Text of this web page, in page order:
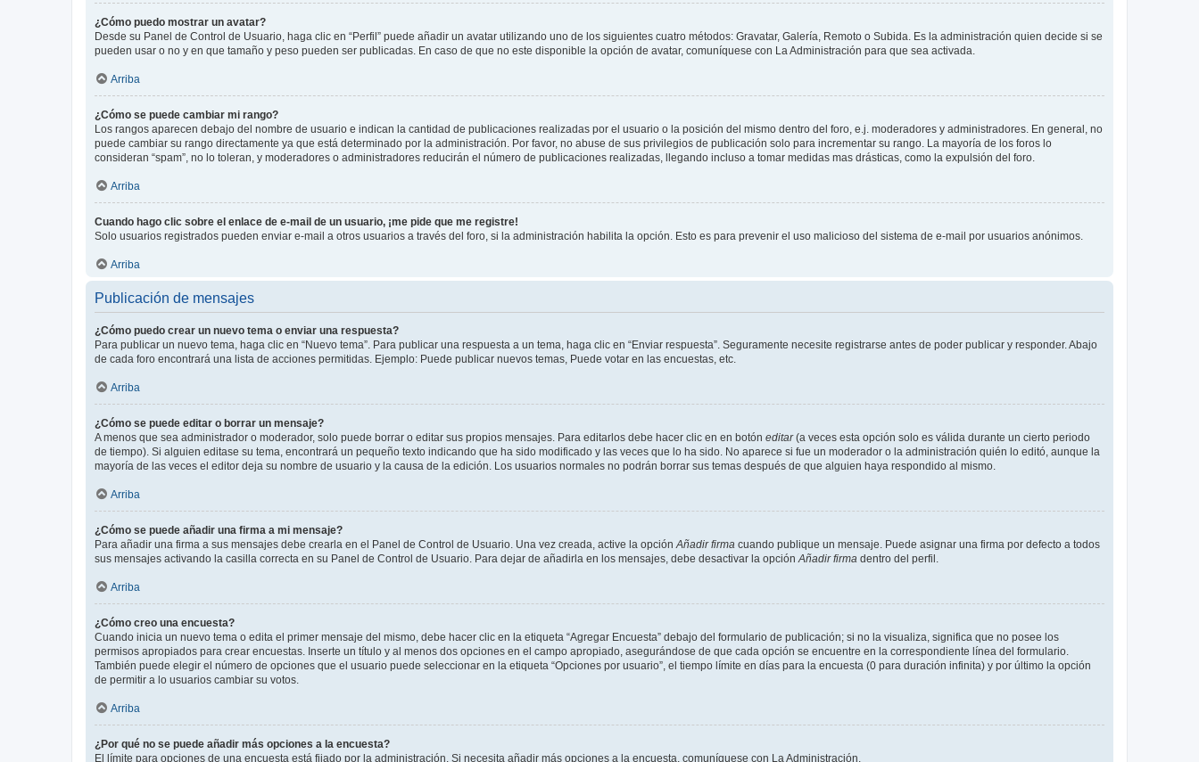
¿Cómo puedo mostrar un avatar?
Desde su Panel de Control de Usuario, haga clic en “Perfil” puede añadir un avatar utilizando uno de los siguientes cuatro métodos: Gravatar, Galería, Remoto o Subida. Es la administración quien decide si se
pueden usar o no y en que tamaño y peso pueden ser publicadas. En caso de que no este disponible la opción de avatar, comuníquese con La Administración para que sea activada.
Arriba
¿Cómo se puede cambiar mi rango?
Los rangos aparecen debajo del nombre de usuario e indican la cantidad de publicaciones realizadas por el usuario o la posición del mismo dentro del foro, e.j. moderadores y administradores. En general, no
puede cambiar su rango directamente ya que está determinado por la administración. Por favor, no abuse de sus privilegios de publicación solo para incrementar su rango. La mayoría de los foros lo
consideran “spam”, no lo toleran, y moderadores o administradores reducirán el número de publicaciones realizadas, llegando incluso a tomar medidas mas drásticas, como la expulsión del foro.
Arriba
Cuando hago clic sobre el enlace de e-mail de un usuario, ¡me pide que me registre!
Solo usuarios registrados pueden enviar e-mail a otros usuarios a través del foro, si la administración habilita la opción. Esto es para prevenir el uso malicioso del sistema de e-mail por usuarios anónimos.
Arriba
Publicación de mensajes
¿Cómo puedo crear un nuevo tema o enviar una respuesta?
Para publicar un nuevo tema, haga clic en “Nuevo tema”. Para publicar una respuesta a un tema, haga clic en “Enviar respuesta”. Seguramente necesite registrarse antes de poder publicar y responder. Abajo
de cada foro encontrará una lista de acciones permitidas. Ejemplo: Puede publicar nuevos temas, Puede votar en las encuestas, etc.
Arriba
¿Cómo se puede editar o borrar un mensaje?
A menos que sea administrador o moderador, solo puede borrar o editar sus propios mensajes. Para editarlos debe hacer clic en en botón editar(a veces esta opción solo es válida durante un cierto periodo
de tiempo). Si alguien editase su tema, encontrará un pequeño texto indicando que ha sido modificado y las veces que lo ha sido. No aparece si fue un moderador o la administración quién lo editó, aunque la
mayoría de las veces el editor deja su nombre de usuario y la causa de la edición. Los usuarios normales no podrán borrar sus temas después de que alguien haya respondido al mismo.
Arriba
¿Cómo se puede añadir una firma a mi mensaje?
Para añadir una firma a sus mensajes debe crearla en el Panel de Control de Usuario. Una vez creada, active la opción Añadir firma cuando publique un mensaje. Puede asignar una firma por defecto a todos
sus mensajes activando la casilla correcta en su Panel de Control de Usuario. Para dejar de añadirla en los mensajes, debe desactivar la opción Añadir firma dentro del perfil.
Arriba
¿Cómo creo una encuesta?
Cuando inicia un nuevo tema o edita el primer mensaje del mismo, debe hacer clic en la etiqueta “Agregar Encuesta” debajo del formulario de publicación; si no la visualiza, significa que no posee los
permisos apropiados para crear encuestas. Inserte un título y al menos dos opciones en el campo apropiado, asegurándose de que cada opción se encuentre en la correspondiente línea del formulario.
También puede elegir el número de opciones que el usuario puede seleccionar en la etiqueta “Opciones por usuario”, el tiempo límite en días para la encuesta (0 para duración infinita) y por último la opción
de permitir a lo usuarios cambiar su votos.
Arriba
¿Por qué no se puede añadir más opciones a la encuesta?
El límite para opciones de una encuesta está fijado por la administración. Si necesita añadir más opciones a la encuesta, comuníquese con La Administración.